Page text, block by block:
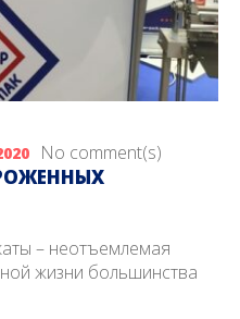
No comment(s)
– неотъемлемая
жизни большинства